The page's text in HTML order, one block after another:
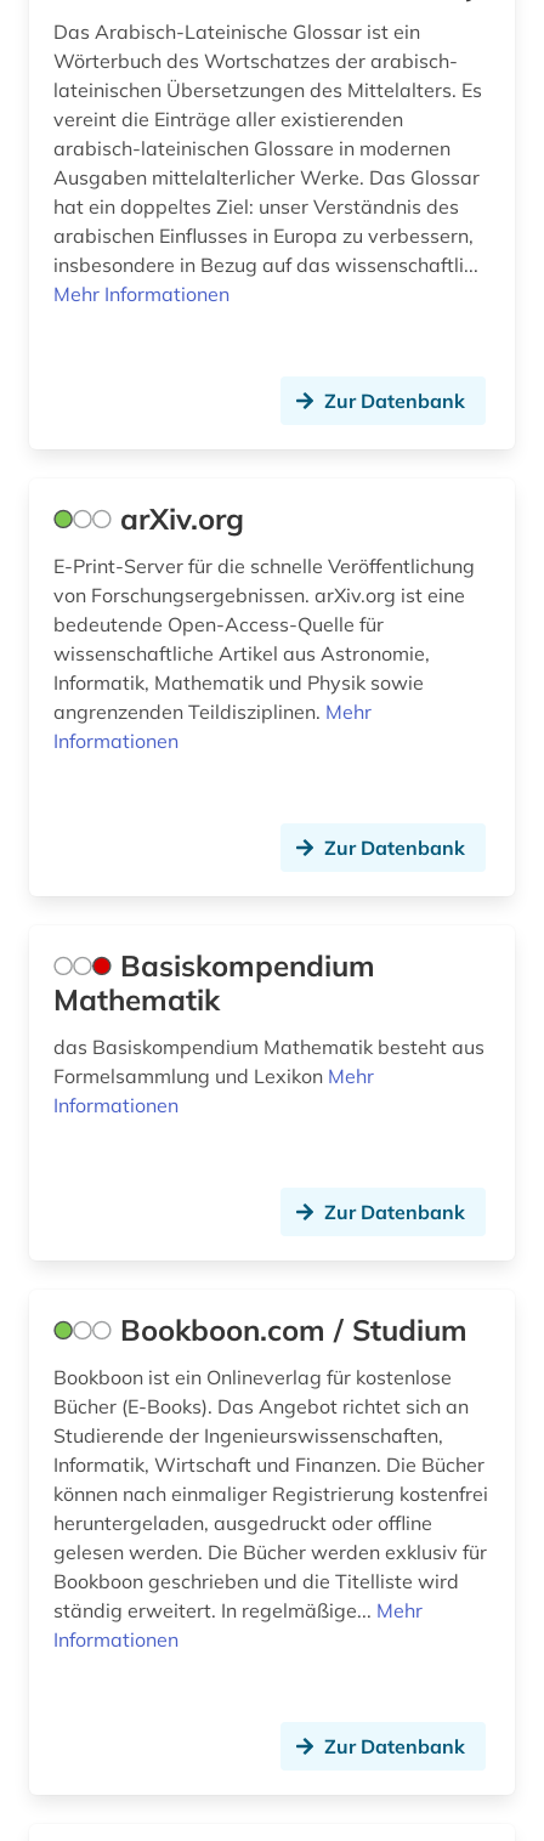
natürliche zahl (1)
numerische mathematik (1)
online-kurse (1)
online-publikation (4)
open access (3)
optimierung (2)
permakultur (1)
pharmazie (13)
philosophie des mittelalters (1)
preprint server (1)
pädagogik (1)
social sciences &amp; humanities (1)
software (1)
sozial- und geisteswissenschaften (1)
soziales netzwerk (1)
sozialwissenschaften (11)
soziologie (1)
statistik (14)
Das Arabisch-Lateinische Glossar ist ein
Wörterbuch des Wortschatzes der arabisch-
lateinischen Übersetzungen des Mittelalters. Es
vereint die Einträge aller existierenden
arabisch-lateinischen Glossare in modernen
Ausgaben mittelalterlicher Werke. Das Glossar
hat ein doppeltes Ziel: unser Verständnis des
arabischen Einflusses in Europa zu verbessern,
insbesondere in Bezug auf das wissenschaftli...
Mehr Informationen
Zur Datenbank
arXiv.org
E-Print-Server für die schnelle Veröffentlichung
von Forschungsergebnissen. arXiv.org ist eine
bedeutende Open-Access-Quelle für
wissenschaftliche Artikel aus Astronomie,
Informatik, Mathematik und Physik sowie
angrenzenden Teildisziplinen. Mehr
Informationen
Zur Datenbank
Basiskompendium
Mathematik
das Basiskompendium Mathematik besteht aus
Formelsammlung und Lexikon Mehr
Informationen
Zur Datenbank
Bookboon.com / Studium
Bookboon ist ein Onlineverlag für kostenlose
Bücher (E-Books). Das Angebot richtet sich an
Studierende der Ingenieurswissenschaften,
Informatik, Wirtschaft und Finanzen. Die Bücher
können nach einmaliger Registrierung kostenfrei
heruntergeladen, ausgedruckt oder offline
gelesen werden. Die Bücher werden exklusiv für
Bookboon geschrieben und die Titelliste wird
ständig erweitert. In regelmäßige... Mehr
Informationen
Zur Datenbank